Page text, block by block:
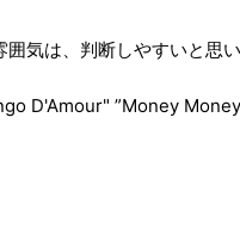
気は、判断しやすいと思い
D'Amour" ”Money